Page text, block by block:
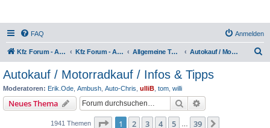
FAQ Anmelden
Kfz Forum - Auto, Motorrad und LKW Kfz Forum - Auto, Motorrad und LKW Allgemeine Themen rund ums Kfz Autokauf / Motorradkauf / Infos & Tipps
Autokauf / Motorradkauf / Infos & Tipps
Moderatoren: Erik.Ode Ambush Auto-Chris ulliB tom willi
Neues Thema Suche
1941 Themen Seite 1von 39
1 2 3 4 5 39